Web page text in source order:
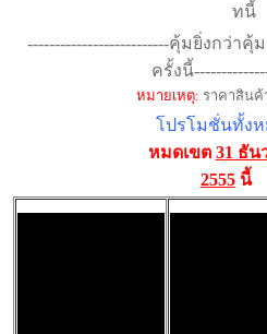
ทนี้
--------------------------คุ้มยิ่งกว่าคุ้
ครั้งนี้
หมายเหตุ: ราคาสินค้
โปรโมชั่นทั้ง
หมดเขต 31 ธัน
2555นี้